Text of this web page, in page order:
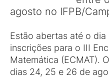
agosto no IFPB/
Estão abertas até o
inscrições para o III
Matemática (ECMAT).
dias 24, 25 e 26 de